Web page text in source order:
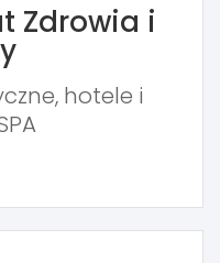
Zdrowia i
hotele i